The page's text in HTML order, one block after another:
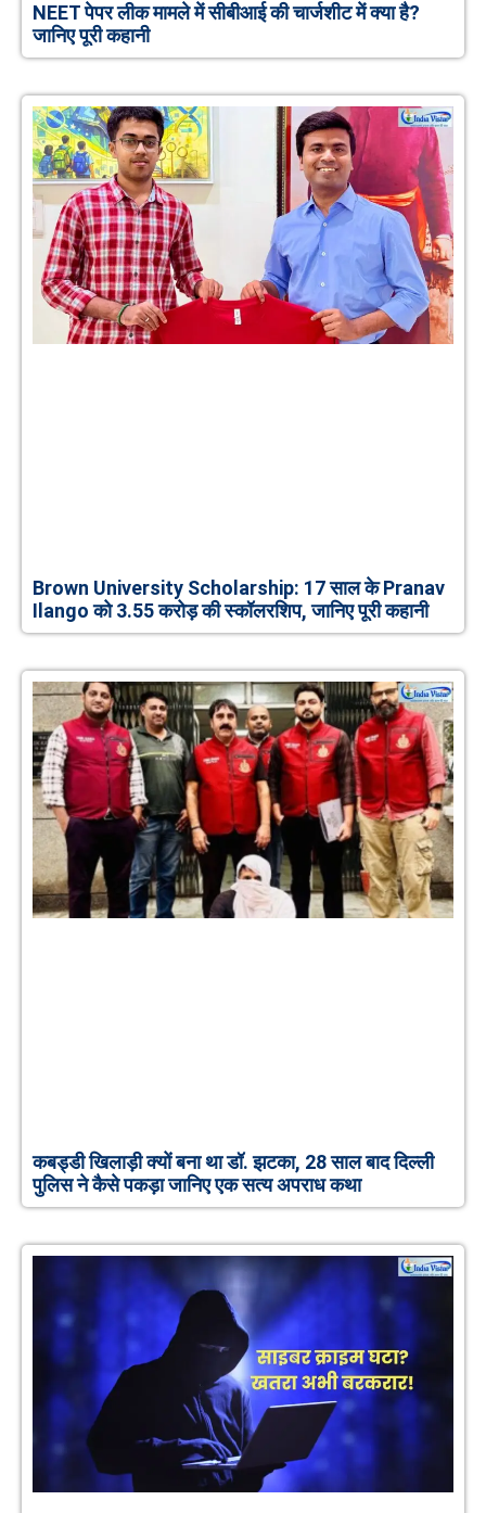
NEET पेपर लीक मामले में सीबीआई की चार्जशीट में क्या है?
जानिए पूरी कहानी
Brown University Scholarship: 17 साल के Pranav
Ilango को 3.55 करोड़ की स्कॉलरशिप, जानिए पूरी कहानी
कबड्डी खिलाड़ी क्यों बना था डॉ. झटका, 28 साल बाद दिल्ली
पुलिस ने कैसे पकड़ा जानिए एक सत्य अपराध कथा